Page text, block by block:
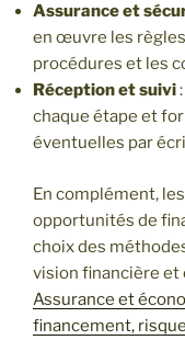
Assurance et
en œuvre les
procédures et les
Réception et suivi
chaque étape et
éventuelles par
En complément,
opportunités de
choix des
vision financière et
Assurance et
financement,